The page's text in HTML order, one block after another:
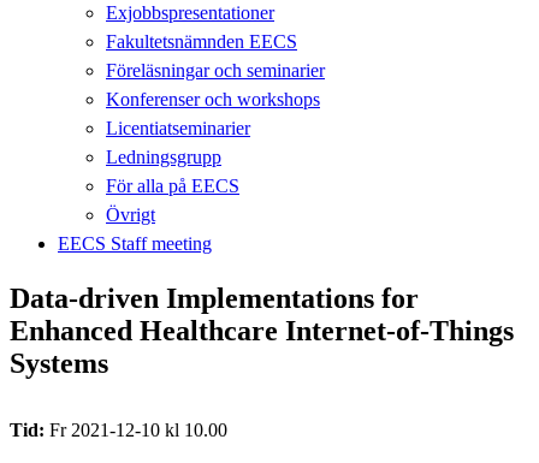
Exjobbspresentationer
Fakultetsnämnden EECS
Föreläsningar och seminarier
Konferenser och workshops
Licentiatseminarier
Ledningsgrupp
För alla på EECS
Övrigt
EECS Staff meeting
Data-driven Implementations for
Enhanced Healthcare Internet-of-Things
Systems
Tid: Fr 2021-12-10 kl 10.00